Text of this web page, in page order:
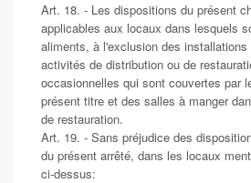
Art. 18. - Les dispositions du présent
applicables aux locaux dans lesquels
aliments, à l'exclusion des
activités de distribution ou de
occasionnelles qui sont couvertes par
présent titre et des salles à manger
de restauration.
Art. 19. - Sans préjudice des
du présent arrêté, dans les locaux
ci-dessus: